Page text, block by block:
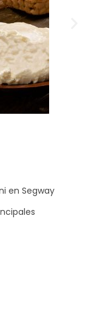
en Segway